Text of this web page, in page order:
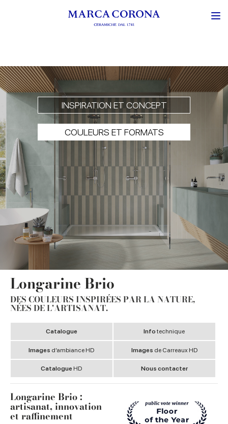
INSPIRATION ET CONCEPT
COULEURS ET FORMATS
Longarine Brio
DES COULEURS INSPIRÉES PAR LA NATURE,
NÉES DE L'ARTISANAT.
Catalogue Infotechnique
Images d’ambiance HD Images de Carreaux HD
Catalogue HD Nous contacter
Longarine Brio :
artisanat, innovation
et raffinement